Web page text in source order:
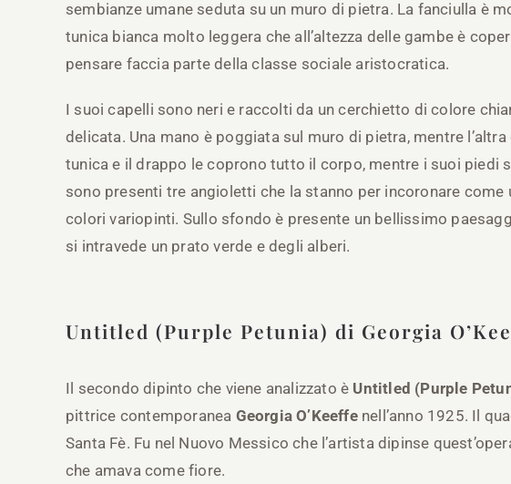
sembianze umane seduta su un muro di pietra. La fanciulla è
tunica bianca molto leggera che all’altezza delle gambe è
pensare faccia parte della classe sociale aristocratica.
I suoi capelli sono neri e raccolti da un cerchietto di colore
delicata. Una mano è poggiata sul muro di pietra, mentre
tunica e il drappo le coprono tutto il corpo, mentre i suoi piedi
sono presenti tre angioletti che la stanno per incoronare
colori variopinti. Sullo sfondo è presente un bellissimo
si intravede un prato verde e degli alberi.
Untitled (Purple Petunia) di Georgia
Il secondo dipinto che viene analizzato è Untitled (Purple
pittrice contemporanea Georgia O’Keeffe nell’anno 1925. Il
Santa Fè. Fu nel Nuovo Messico che l’artista dipinse
che amava come fiore.